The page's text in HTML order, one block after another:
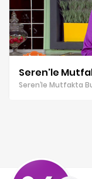
Seren'le
Seren’le Mutfakta